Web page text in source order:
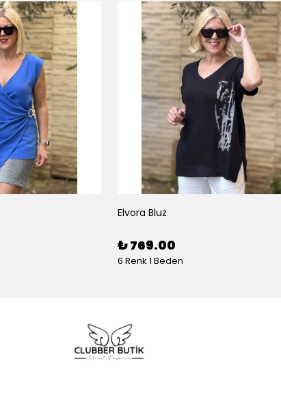
Elvora Bluz
₺ 769.00
6 Renk 1 Beden